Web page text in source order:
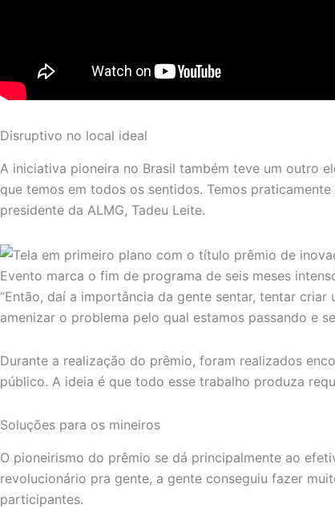
Disruptivo no local ideal
A iniciativa pioneira no Brasil também teve um outro
que temos em todos os sentidos. Temos
presidente da ALMG, Tadeu Leite.
Evento marca o fim de programa de seis meses
“Então, daí a importância da gente sentar, tentar
amenizar o problema pelo qual estamos passando e
Durante a realização do prêmio, foram realizados
público. A ideia é que todo esse trabalho produza
Soluções para os mineiros
O pioneirismo do prêmio se dá principalmente ao
revolucionário pra gente, a gente conseguiu fazer
participantes.